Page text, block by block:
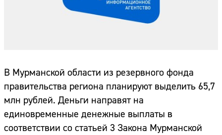
В Мурманской области из резервного фонда
правительства региона планируют выделить 65,7
млн рублей. Деньги направят на
единовременные денежные выплаты в
соответствии со статьей 3 Закона Мурманской